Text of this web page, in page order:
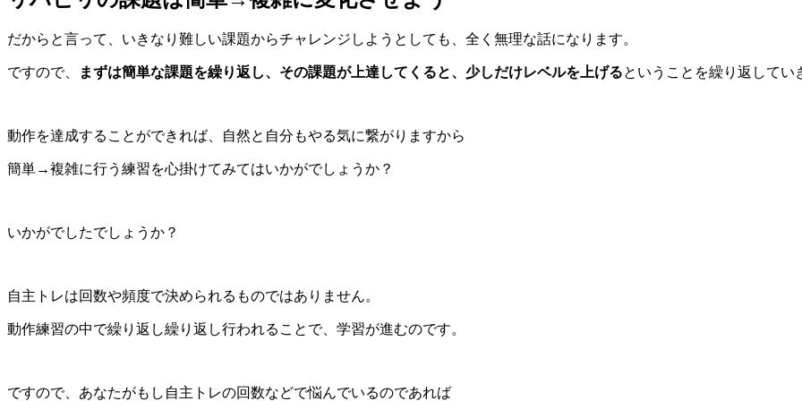
だからと言って、いきなり難しい課題からチャレンジしようとしても、全く無理な話になります。
ですので、 まずは簡単な課題を繰り返し、その課題が上達してくると、少しだけレベルを上げるということを繰り返してい
動作を達成することができれば、自然と自分もやる気に繋がりますから
簡単→複雑に行う練習を心掛けてみてはいかがでしょうか？
いかがでしたでしょうか？
自主トレは回数や頻度で決められるものではありません。
動作練習の中で繰り返し繰り返し行われることで、学習が進むのです。
ですので、あなたがもし自主トレの回数などで悩んでいるのであれば